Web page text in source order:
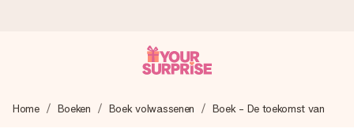
We maken jouw cadeau met zorg en zorgen dat het
Home Boeken Boek volwassenen Boek - De toekomst van